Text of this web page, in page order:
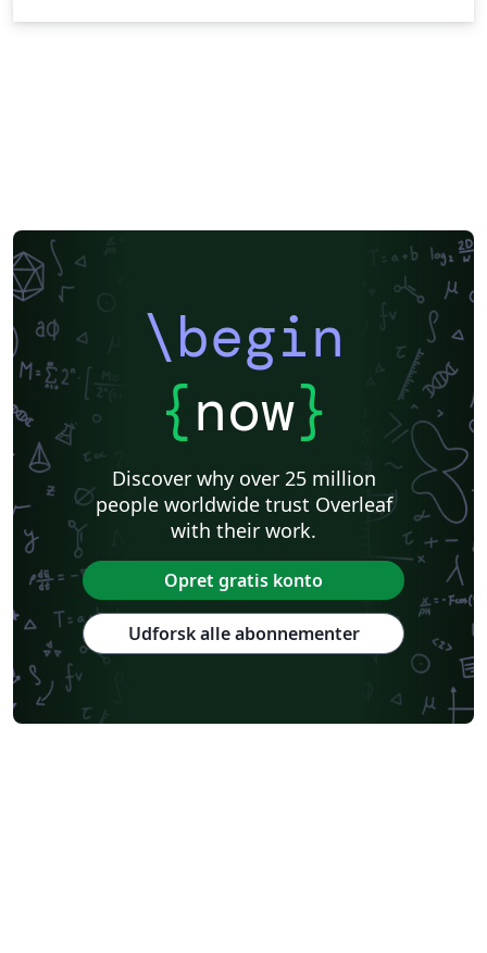
\begin
{now}
Discover why over 25 million
people worldwide trust Overleaf
with their work.
Opret gratis konto
Udforsk alle abonnementer